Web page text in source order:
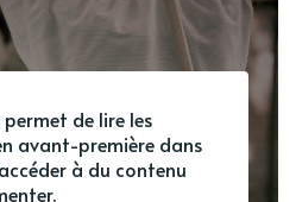
de lire les
avant-première dans
à du contenu